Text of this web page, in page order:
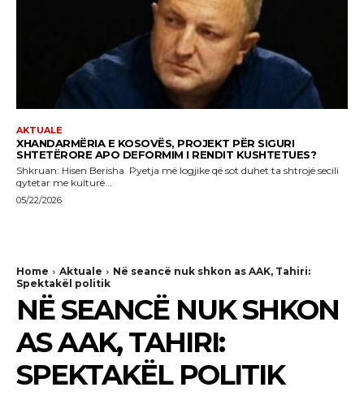
AKTUALE
XHANDARMËRIA E KOSOVËS, PROJEKT PËR SIGURI
SHTETËRORE APO DEFORMIM I RENDIT KUSHTETUES?
Shkruan: Hisen Berisha Pyetja më logjike që sot duhet ta shtrojë secili
qytetar me kulturë...
05/22/2026